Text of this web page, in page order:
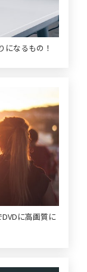
になるもの！
に高画質に